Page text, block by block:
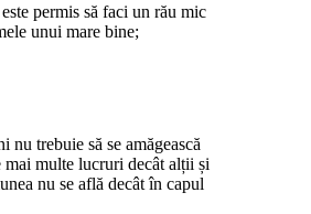
permis să faci un rău mic
unui mare bine;
nu trebuie să se amăgească
mai multe lucruri decât alții și
nu se află decât în capul